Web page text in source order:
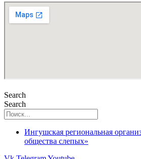
Search
Search
Ингушская региональная
общества слепых»